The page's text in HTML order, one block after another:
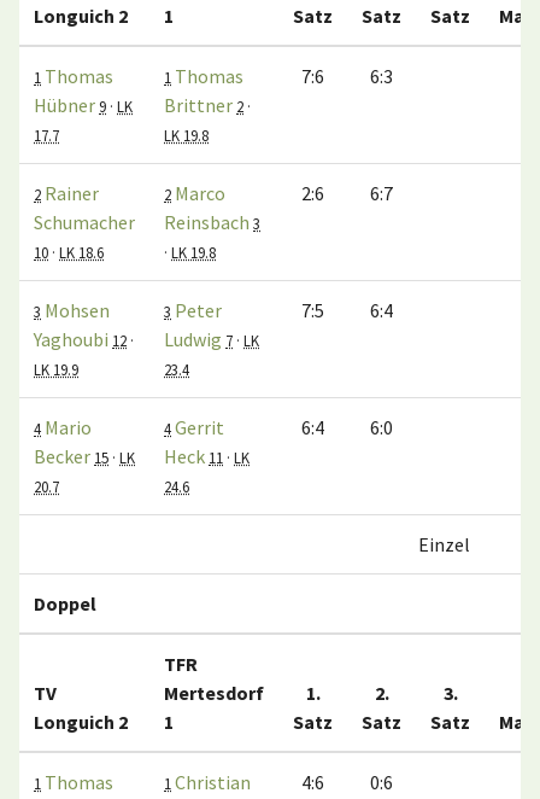
Longuich 2
1
Satz
Satz
Satz
1 Thomas
Hübner9 · LK
17.7
1 Thomas
Brittner 2 ·
LK 19.8
7:6 6:3
2 Rainer
Schumacher
10 · LK 18.6
2 Marco
Reinsbach 3
· LK 19.8
2:6 6:7
3 Mohsen
Yaghoubi 12 ·
LK 19.9
3 Peter
Ludwig 7 · LK
23.4
7:5 6:4
4 Mario
Becker 15 · LK
20.7
4Gerrit
Heck 11 · LK
24.6
6:4 6:0
Einzel
Doppel
TV
Longuich 2
TFR
Mertesdorf
1
1.
Satz
2.
Satz
3.
Satz
1 Thomas
1 Christian
4:6 0:6